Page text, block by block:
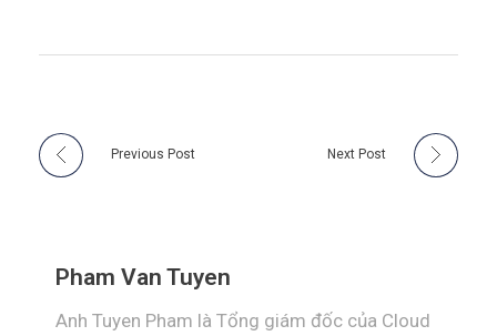
Previous Post Next Post
Pham Van Tuyen
Anh Tuyen Pham là Tổng giám đốc của Cloud